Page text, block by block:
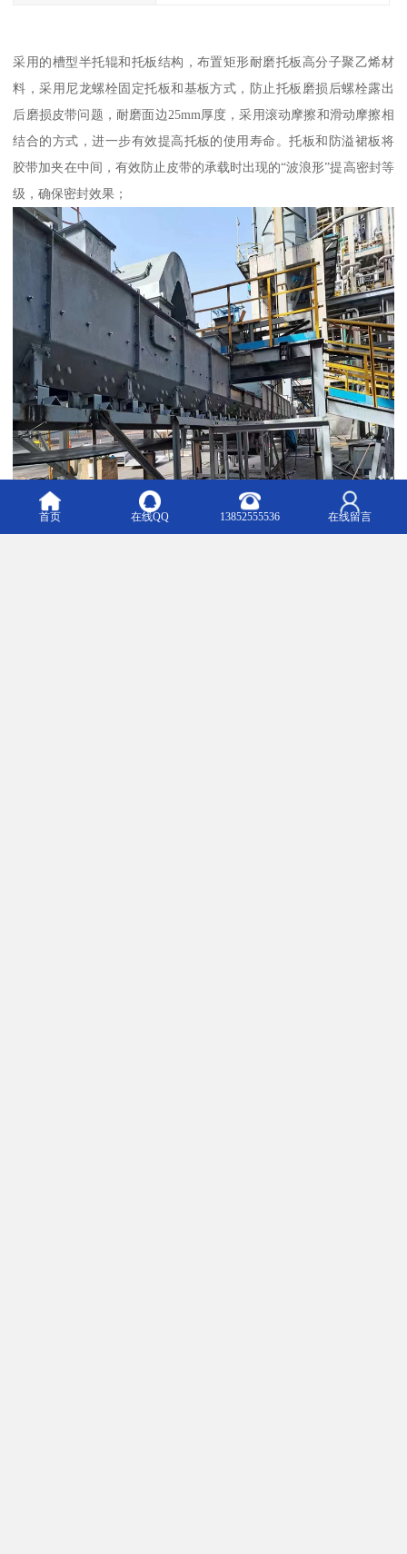
采用的槽型半托辊和托板结构，布置矩形耐磨托板高分子聚乙烯材
料，采用尼龙螺栓固定托板和基板方式，防止托板磨损后螺栓露出
后磨损皮带问题，耐磨面边25mm厚度，采用滚动摩擦和滑动摩擦相
结合的方式，进一步有效提高托板的使用寿命。托板和防溢裙板将
胶带加夹在中间，有效防止皮带的承载时出现的“波浪形”提高密封等
级，确保密封效果；
首页 在线QQ 13852555536 在线留言